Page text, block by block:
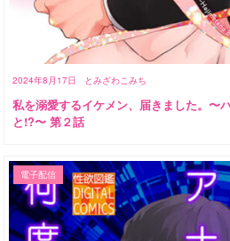
2024年8月17日 とみざわこみち
私を溺愛するイケメン、届きました。〜
と!?〜 第２話
電子配信